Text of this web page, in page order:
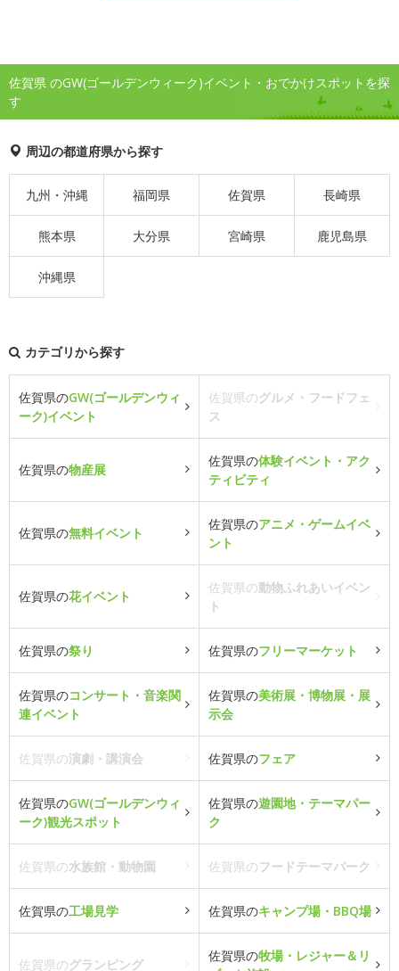
佐賀県 のGW(ゴールデンウィーク)イベント・おでかけスポットを探
す
周辺の都道府県から探す
九州・沖縄 福岡県 佐賀県 長崎県
熊本県 大分県 宮崎県 鹿児島県
沖縄県
カテゴリから探す
佐賀県のGW(ゴールデンウィ
ーク)イベント
佐賀県のグルメ・フードフェ
ス
佐賀県の物産展
佐賀県の体験イベント・アク
ティビティ
佐賀県の無料イベント
佐賀県のアニメ・ゲームイベ
ント
佐賀県の花イベント
佐賀県の動物ふれあいイベン
ト
佐賀県の祭り 佐賀県のフリーマーケット
佐賀県のコンサート・音楽関
連イベント
佐賀県の美術展・博物展・展
示会
佐賀県の演劇・講演会 佐賀県のフェア
佐賀県のGW(ゴールデンウィ
ーク)観光スポット
佐賀県の遊園地・テーマパー
ク
佐賀県の水族館・動物園 佐賀県のフードテーマパーク
佐賀県の工場見学 佐賀県のキャンプ場・BBQ場
佐賀県のグランピング
佐賀県の牧場・レジャー＆リ